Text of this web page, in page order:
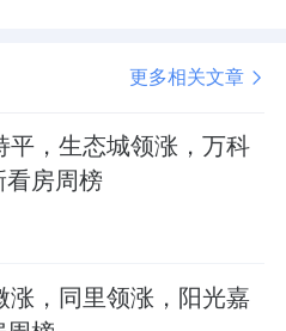
更多相关文章
平，生态城领涨，万科
看房周榜
涨，同里领涨，阳光嘉